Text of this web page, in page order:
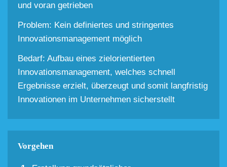
und voran getrieben
Problem: Kein definiertes und stringentes
Innovationsmanagement möglich
Bedarf: Aufbau eines zielorientierten
Innovationsmanagement, welches schnell
Ergebnisse erzielt, überzeugt und somit langfristig
Innovationen im Unternehmen sicherstellt
Vorgehen